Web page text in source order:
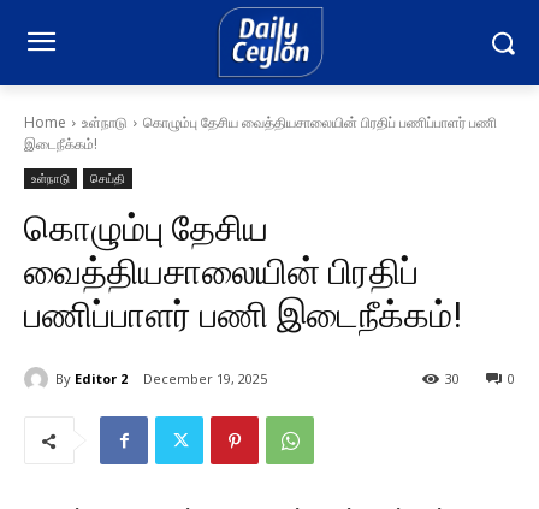
Home உள்நாடு
கொழும்பு தேசிய வைத்தியசாலையின் பிரதிப் பணிப்பாளர் பணி
இடைநீக்கம்!
உள்நாடு செய்தி
கொழும்பு தேசிய
வைத்தியசாலையின் பிரதிப்
பணிப்பாளர் பணி இடைநீக்கம்!
By Editor 2 December 19, 2025 0
30